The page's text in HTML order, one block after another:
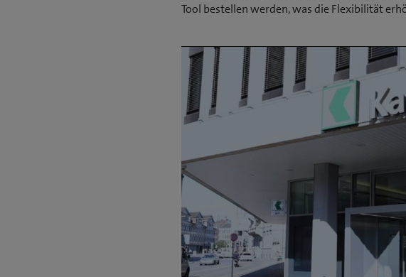
Tool bestellen werden, was die Flexibilität